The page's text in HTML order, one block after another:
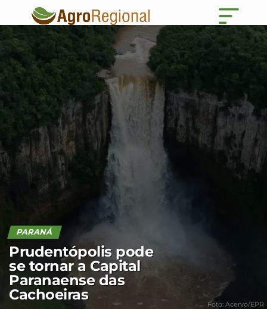
PARANÁ
Prudentópolis pode
se tornar a Capital
Paranaense das
Cachoeiras
Foto: Acervo/EPR